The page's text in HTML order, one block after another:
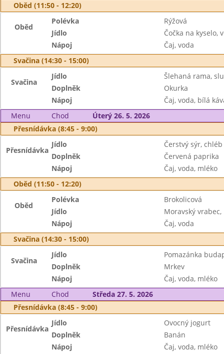
Oběd (11:50 - 12:20)
Oběd
Polévka
Rýžová
Jídlo
Čočka na kyselo,
Nápoj
Čaj, voda
Svačina (14:30 - 15:00)
Svačina
Jídlo
Šlehaná rama,
Doplněk
Okurka
Nápoj
Čaj, voda, bílá
Menu
Chod
Úterý 26. 5. 2026
Přesnídávka (8:45 - 9:00)
Přesnídávka
Jídlo
Čerstvý sýr, chléb
Doplněk
Červená paprika
Nápoj
Čaj, voda, mléko
Oběd (11:50 - 12:20)
Oběd
Polévka
Brokolicová
Jídlo
Moravský
Nápoj
Čaj, voda
Svačina (14:30 - 15:00)
Svačina
Jídlo
Pomazánka
Doplněk
Mrkev
Nápoj
Čaj, voda, mléko
Menu
Chod
Středa 27. 5. 2026
Přesnídávka (8:45 - 9:00)
Přesnídávka
Jídlo
Ovocný jogurt
Doplněk
Banán
Nápoj
Čaj, voda, mléko